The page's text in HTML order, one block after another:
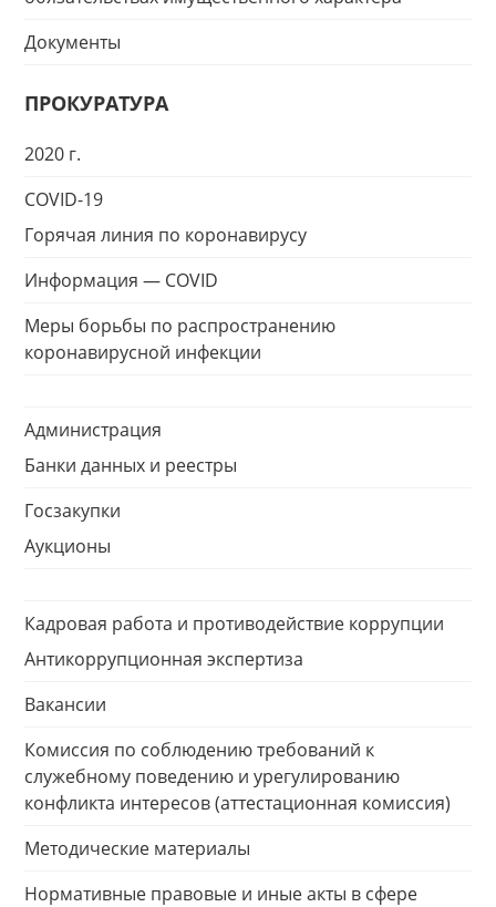
Документы
ПРОКУРАТУРА
2020 г.
COVID-19
Горячая линия по коронавирусу
Информация — COVID
Меры борьбы по распространению
коронавирусной инфекции
Администрация
Банки данных и реестры
Госзакупки
Аукционы
Кадровая работа и противодействие коррупции
Антикоррупционная экспертиза
Вакансии
Комиссия по соблюдению требований к
служебному поведению и урегулированию
конфликта интересов (аттестационная комиссия)
Методические материалы
Нормативные правовые и иные акты в сфере